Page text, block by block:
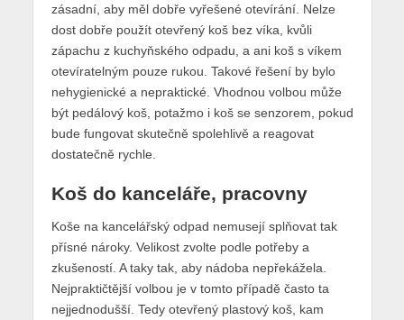
zásadní, aby měl dobře vyřešené otevírání. Nelze
dost dobře použít otevřený koš bez víka, kvůli
zápachu z kuchyňského odpadu, a ani koš s víkem
otevíratelným pouze rukou. Takové řešení by bylo
nehygienické a nepraktické. Vhodnou volbou může
být pedálový koš, potažmo i koš se senzorem, pokud
bude fungovat skutečně spolehlivě a reagovat
dostatečně rychle.
Koš do kanceláře, pracovny
Koše na kancelářský odpad nemusejí splňovat tak
přísné nároky. Velikost zvolte podle potřeby a
zkušeností. A taky tak, aby nádoba nepřekážela.
Nejpraktičtější volbou je v tomto případě často ta
nejjednodušší. Tedy otevřený plastový koš, kam